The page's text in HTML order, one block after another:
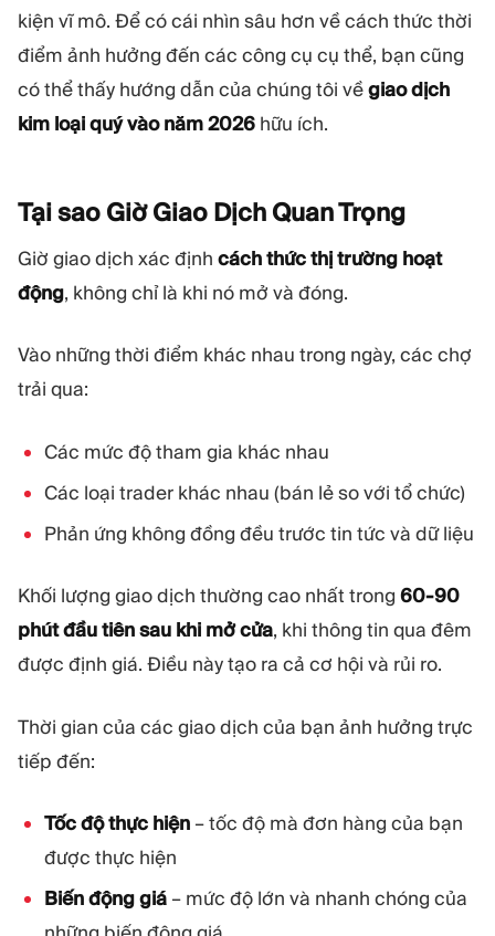
kiện vĩ mô. Để có cái nhìn sâu hơn về cách thức thời
điểm ảnh hưởng đến các công cụ cụ thể, bạn cũng
có thể thấy hướng dẫn của chúng tôi vềgiao dịch
kim loại quý vào năm 2026 hữu ích.
Tại sao Giờ Giao Dịch QuanTrọng
Giờ giao dịch xác định cách thức thị trường hoạt
động, không chỉ là khi nó mở và đóng.
Vào những thời điểm khác nhau trong ngày, các chợ
trải qua:
Các mức độ tham gia khác nhau
Các loại trader khác nhau (bán lẻ so với tổ chức)
Phản ứng không đồng đều trước tin tức và dữ liệu
Khối lượng giao dịch thường cao nhất trong 60-90
phút đầu tiên sau khi mở cửa, khi thông tin qua đêm
được định giá. Điều này tạo ra cả cơ hội và rủi ro.
Thời gian của các giao dịch của bạn ảnh hưởng trực
tiếp đến:
Tốc độ thực hiện – tốc độ mà đơn hàng của bạn
được thực hiện
Biến động giá – mức độ lớn và nhanh chóng của